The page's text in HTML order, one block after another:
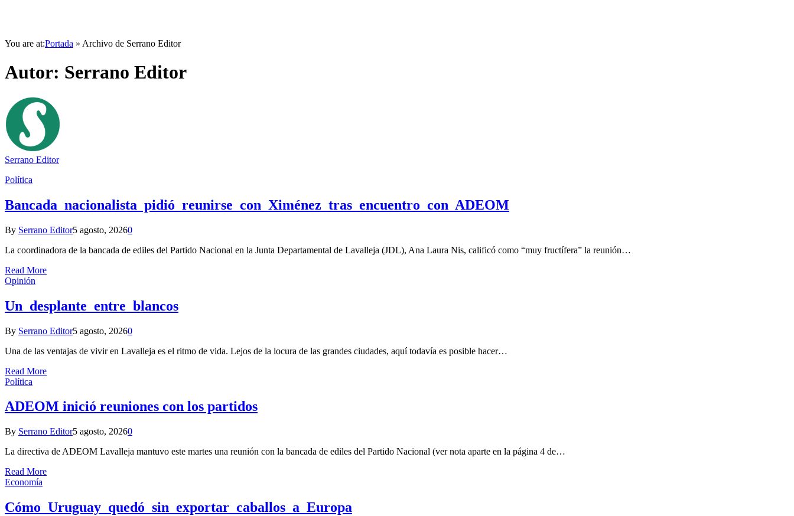
You are at:Portada » Archivo de Serrano Editor
Autor: Serrano Editor
Serrano Editor
Política
Bancada nacionalista pidió reunirse con Ximénez tras encuentro con ADEOM
By Serrano Editor5 agosto, 20260
La coordinadora de la bancada de ediles del Partido Nacional en la Junta Departamental de Lavalleja (JDL), Ana Laura Nis, calificó como “muy fructífera” la reunión…
Read More
Opinión
Un desplante entre blancos
By Serrano Editor5 agosto, 20260
Una de las ventajas de vivir en Lavalleja es el ritmo de vida. Lejos de la locura de las grandes ciudades, aquí todavía es posible hacer…
Read More
Política
ADEOM inició reuniones con los partidos
By Serrano Editor5 agosto, 20260
La directiva de ADEOM Lavalleja mantuvo este martes una reunión con la bancada de ediles del Partido Nacional (ver nota aparte en la página 4 de…
Read More
Economía
Cómo Uruguay quedó sin exportar caballos a Europa